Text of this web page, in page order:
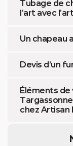
Tubage de
l’art avec
Un chapeau
Devis d’un
Éléments
chez Artisan